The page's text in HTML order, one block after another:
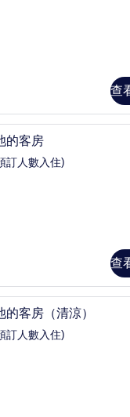
查
浴室 | 淋浴設
的客房
訂人數入住)
查
客房（清涼）
訂人數入住)